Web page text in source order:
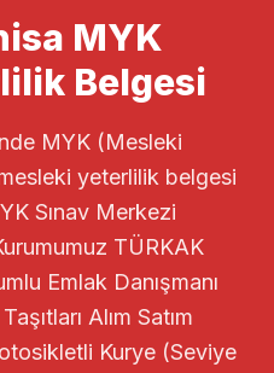
MYK
Belgesi
MYK (Mesleki
yeterlilik belgesi
Sınav Merkezi
TÜRKAK
Emlak Danışmanı
Alım Satım
Kurye (Seviye